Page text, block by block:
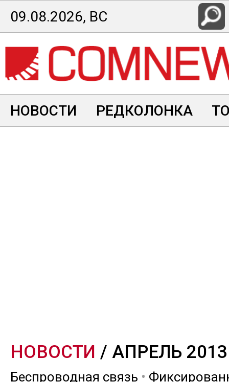
Перейти
к
основному
содержанию
09.08.2026, ВС
НОВОСТИ РЕДКОЛОНКА
НОВОСТИ / АПРЕЛЬ 2013
Беспроводная связь •